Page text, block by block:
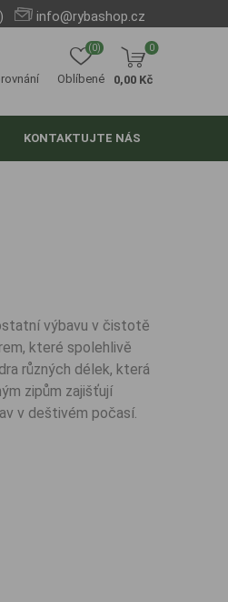
info@rybashop.cz
Oblíbené
(0) 0
0,00 Kč
KONTAKTUJTE NÁS
výbavu v čistotě
které spolehlivě
různých délek, která
zipům zajišťují
v deštivém počasí.